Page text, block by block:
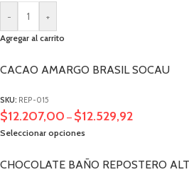
- +
Agregar al carrito
CACAO AMARGO BRASIL SOCAU
SKU: REP-015
$12.207,00 – $12.529,92
Seleccionar opciones
CHOCOLATE BAÑO REPOSTERO